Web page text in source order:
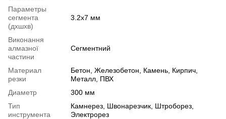
Параметры
сегмента
(дхшхв)
3.2х7 мм
Виконання
алмазної
частини
Сегментний
Материал
резки
Бетон, Железобетон, Камень, Кирпич,
Металл, ПВХ
Диаметр
300 мм
Тип
инструмента
Камнерез, Швонарезчик, Штроборез,
Электрорез